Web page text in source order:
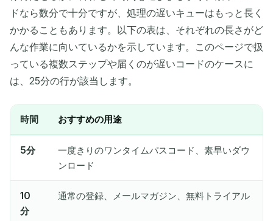
ドなら数分で十分ですが、処理の遅いキューはもっと長く
かかることもあります。以下の表は、それぞれの長さがど
んな作業に向いているかを示しています。このページで扱
っている複数ステップや届くのが遅いコードのケースに
は、25分の行が該当します。
時間 おすすめの用途
5分
一度きりのワンタイムパスコード、素早いダウ
ンロード
10
分
通常の登録、メールマガジン、無料トライアル